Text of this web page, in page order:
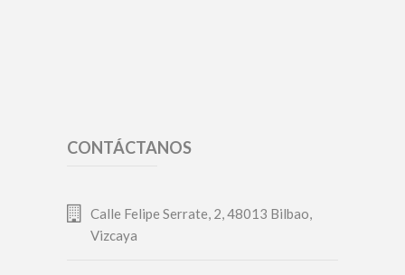
CONTÁCTANOS
Calle Felipe Serrate, 2, 48013 Bilbao,
Vizcaya